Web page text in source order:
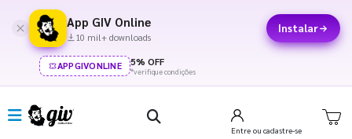
App GIV Online
10 mil+ downloads
Instalar
APPGIVONLINE 5% OFF
*verifique condições
Entre ou cadastre-se